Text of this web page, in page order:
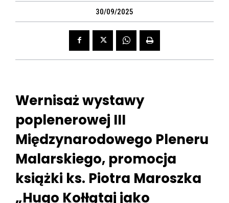
30/09/2025
Wernisaż wystawy
poplenerowej III
Międzynarodowego Pleneru
Malarskiego, promocja
książki ks. Piotra Maroszka
„Hugo Kołłątaj jako